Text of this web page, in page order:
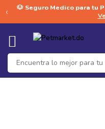
‹ 🐶 Seguro Medico para tu